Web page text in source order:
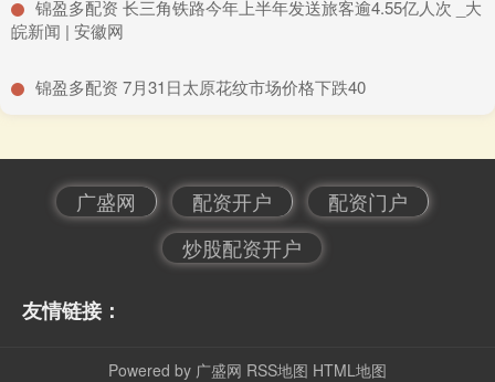
​锦盈多配资 长三角铁路今年上半年发送旅客逾4.55亿人次 _大
皖新闻 | 安徽网
​锦盈多配资 7月31日太原花纹市场价格下跌40
广盛网 配资开户
配资门户
炒股配资开户
友情链接：
Powered by 广盛网 RSS地图 HTML地图